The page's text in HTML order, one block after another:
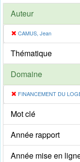
Auteur
CAMUS, Jean
Thématique
Domaine
FINANCEMENT DU
Mot clé
Année rapport
Année mise en